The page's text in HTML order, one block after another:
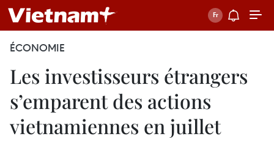
ÉCONOMIE
Les investisseurs étrangers
s’emparent des actions
vietnamiennes en juillet